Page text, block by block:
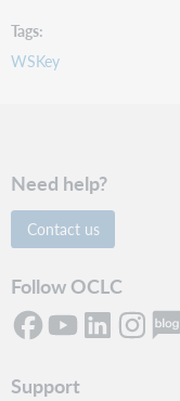
Tags
WSKey
Need help?
Contact us
Follow OCLC
Support